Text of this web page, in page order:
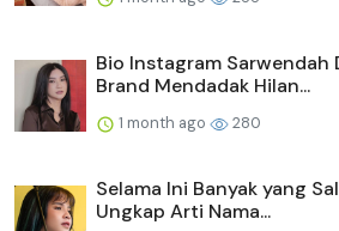
Bio Instagram Sarwendah
Brand Mendadak Hilan...
1 month ago 280
Selama Ini Banyak yang
Ungkap Arti Nama...